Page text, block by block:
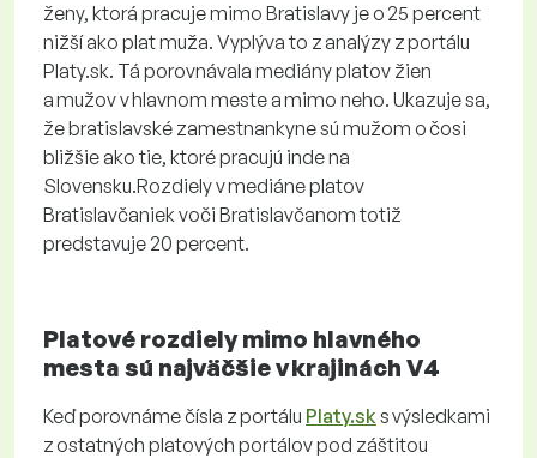
ženy, ktorá pracuje mimo Bratislavy je o 25 percent
nižší ako plat muža. Vyplýva to z analýzy z portálu
Platy.sk. Tá porovnávala mediány platov žien
a mužov v hlavnom meste a mimo neho. Ukazuje sa,
že bratislavské zamestnankyne sú mužom o čosi
bližšie ako tie, ktoré pracujú inde na
Slovensku.Rozdiely v mediáne platov
Bratislavčaniek voči Bratislavčanom totiž
predstavuje 20 percent.
Platové rozdiely mimo hlavného
mesta sú najväčšie v krajinách V4
Keď porovnáme čísla z portálu Platy.sks výsledkami
z ostatných platových portálov pod záštitou